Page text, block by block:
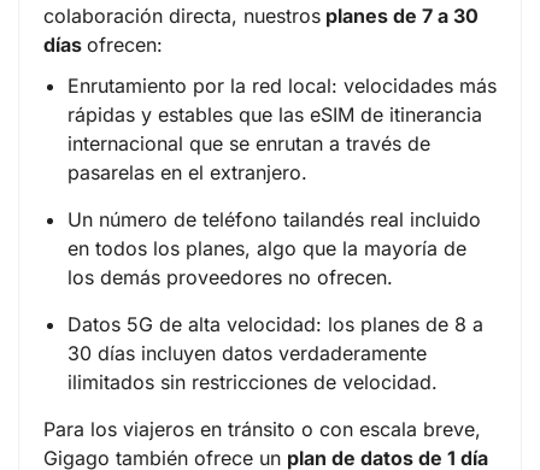
colaboración directa, nuestros planes de 7 a 30
días ofrecen:
Enrutamiento por la red local: velocidades más
rápidas y estables que las eSIM de itinerancia
internacional que se enrutan a través de
pasarelas en el extranjero.
Un número de teléfono tailandés real incluido
en todos los planes, algo que la mayoría de
los demás proveedores no ofrecen.
Datos 5G de alta velocidad: los planes de 8 a
30 días incluyen datos verdaderamente
ilimitados sin restricciones de velocidad.
Para los viajeros en tránsito o con escala breve,
Gigago también ofrece un plan de datos de 1 día